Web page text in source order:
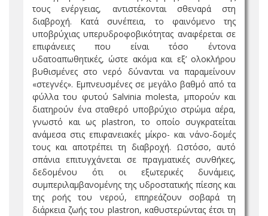
τους ενέργειας, αντιστέκονται σθεναρά στη
διαβροχή. Κατά συνέπεια, το φαινόμενο της
υποβρύχιας υπερυδροφοβικότητας αναφέρεται σε
επιφάνειες που είναι τόσο έντονα
υδατοαπωθητικές, ώστε ακόμα και εξ’ ολοκλήρου
βυθισμένες στο νερό δύνανται να παραμείνουν
«στεγνές». Εμπνευσμένες σε μεγάλο βαθμό από τα
φύλλα του φυτού Salvinia molesta, μπορούν και
διατηρούν ένα σταθερό υποβρύχιο στρώμα αέρα,
γνωστό και ως plastron, το οποίο συγκρατείται
ανάμεσα στις επιφανειακές μίκρο- και νάνο-δομές
τους και αποτρέπει τη διαβροχή. Ωστόσο, αυτό
σπάνια επιτυγχάνεται σε πραγματικές συνθήκες,
δεδομένου ότι οι εξωτερικές δυνάμεις,
συμπεριλαμβανομένης της υδροστατικής πίεσης και
της ροής του νερού, επηρεάζουν σοβαρά τη
διάρκεια ζωής του plastron, καθυστερώντας έτσι τη